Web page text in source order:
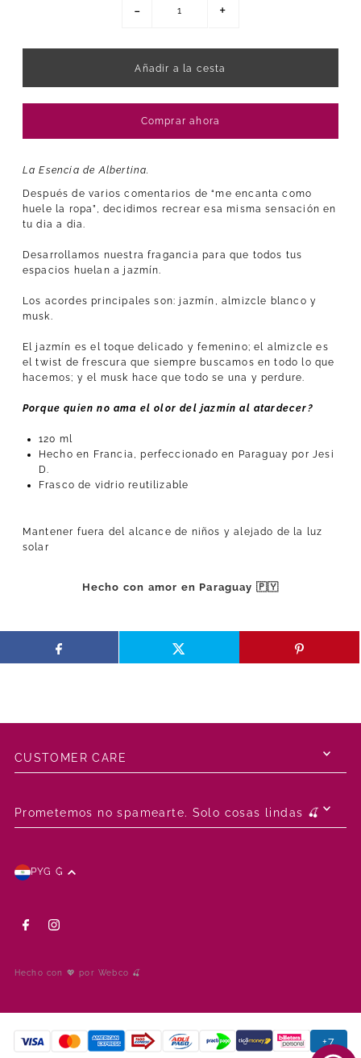
- +
Comprar ahora
La Esencia de Albertina.
Después de varios comentarios de “me encanta como
huele la ropa”, decidimos recrear esa misma sensación en
tu dia a dia.
Desarrollamos nuestra fragancia para que todos tus
espacios huelan a jazmín.
Los acordes principales son: jazmín, almizcle blanco y
musk.
El jazmín es el toque delicado y femenino; el almizcle es
el twist de frescura que siempre buscamos en todo lo que
hacemos; y el musk hace que todo se una y perdure.
Porque quien no ama el olor del jazmín al atardecer?
120 ml
Hecho en Francia, perfeccionado en Paraguay por Jesi
D.
Frasco de vidrio reutilizable
Mantener fuera del alcance de niños y alejado de la luz
solar
Hecho con amor en Paraguay 🇵🇾
CUSTOMER CARE
Prometemos no spamearte. Solo cosas lindas 🍒
Hecho con 💖 por Webco 🍒
PYG ₲